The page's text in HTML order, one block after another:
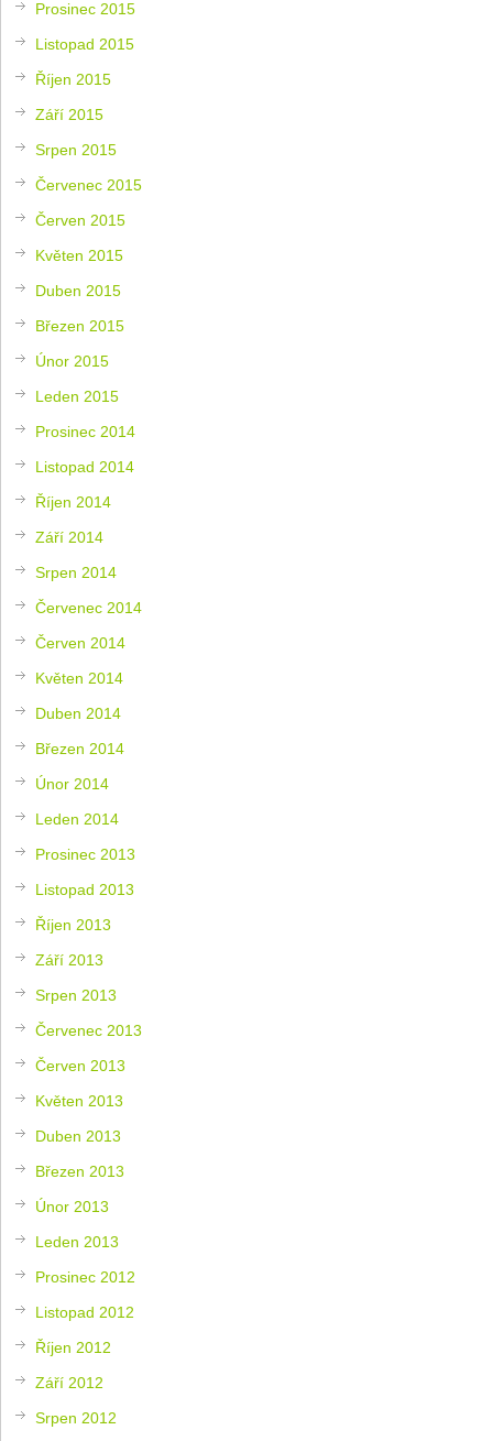
Prosinec 2015
Listopad 2015
Říjen 2015
Září 2015
Srpen 2015
Červenec 2015
Červen 2015
Květen 2015
Duben 2015
Březen 2015
Únor 2015
Leden 2015
Prosinec 2014
Listopad 2014
Říjen 2014
Září 2014
Srpen 2014
Červenec 2014
Červen 2014
Květen 2014
Duben 2014
Březen 2014
Únor 2014
Leden 2014
Prosinec 2013
Listopad 2013
Říjen 2013
Září 2013
Srpen 2013
Červenec 2013
Červen 2013
Květen 2013
Duben 2013
Březen 2013
Únor 2013
Leden 2013
Prosinec 2012
Listopad 2012
Říjen 2012
Září 2012
Srpen 2012